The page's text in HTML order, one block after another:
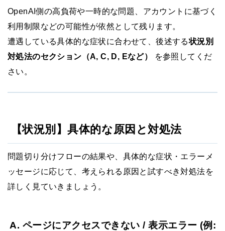
OpenAI側の高負荷や一時的な問題、アカウントに基づく
利用制限などの可能性が依然として残ります。
遭遇している具体的な症状に合わせて、後述する状況別
対処法のセクション（A, C, D, Eなど）
を参照してくだ
さい。
【状況別】具体的な原因と対処法
問題切り分けフローの結果や、具体的な症状・エラーメ
ッセージに応じて、考えられる原因と試すべき対処法を
詳しく見ていきましょう。
A. ページにアクセスできない / 表示エラー (例: